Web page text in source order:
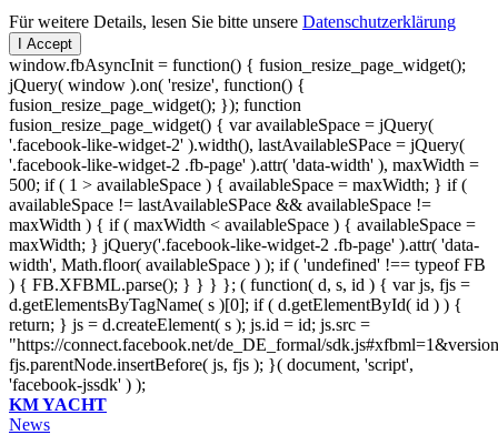
Für weitere Details, lesen Sie bitte unsere Datenschutzerklärung
I Accept
window.fbAsyncInit = function() { fusion_resize_page_widget();
jQuery( window ).on( 'resize', function() {
fusion_resize_page_widget(); }); function
fusion_resize_page_widget() { var availableSpace = jQuery(
'.facebook-like-widget-2' ).width(), lastAvailableSPace = jQuery(
'.facebook-like-widget-2 .fb-page' ).attr( 'data-width' ), maxWidth =
500; if ( 1 > availableSpace ) { availableSpace = maxWidth; } if (
availableSpace != lastAvailableSPace && availableSpace !=
maxWidth ) { if ( maxWidth < availableSpace ) { availableSpace =
maxWidth; } jQuery('.facebook-like-widget-2 .fb-page' ).attr( 'data-
width', Math.floor( availableSpace ) ); if ( 'undefined' !== typeof FB
) { FB.XFBML.parse(); } } } }; ( function( d, s, id ) { var js, fjs =
d.getElementsByTagName( s )[0]; if ( d.getElementById( id ) ) {
return; } js = d.createElement( s ); js.id = id; js.src =
"https://connect.facebook.net/de_DE_formal/
fjs.parentNode.insertBefore( js, fjs ); }( document, 'script',
'facebook-jssdk' ) );
KM YACHT
News